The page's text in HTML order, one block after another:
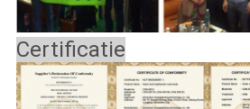
Certificatie